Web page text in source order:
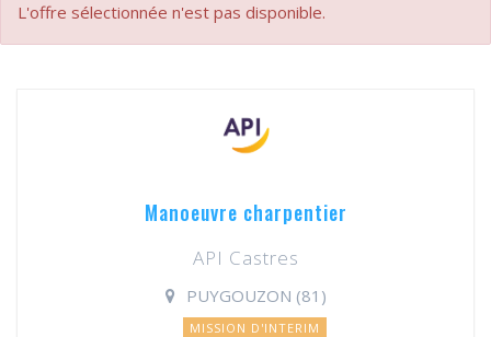
L'offre sélectionnée n'est pas disponible.
Manoeuvre charpentier
API Castres
PUYGOUZON (81)
MISSION D'INTERIM